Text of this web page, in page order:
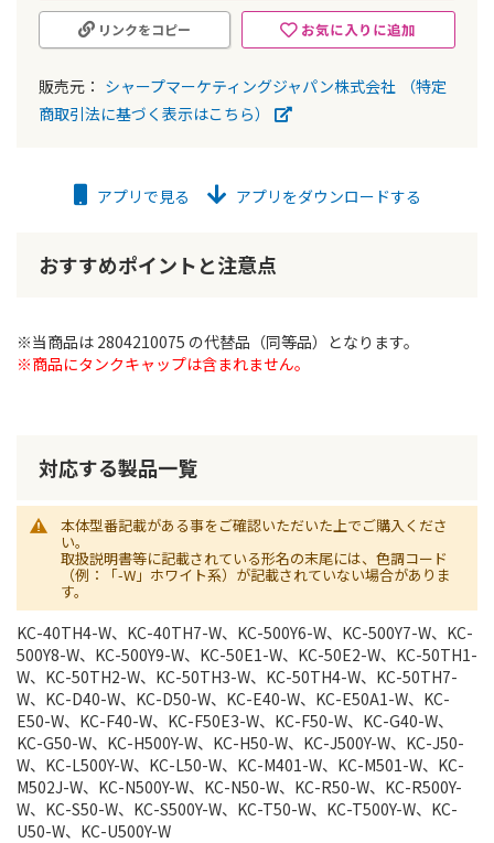
お気に入りに追加
リンクをコピー
販売元： シャープマーケティングジャパン株式会社
（特定
商取引法に基づく表示はこちら）
アプリで見る アプリをダウンロードする
おすすめポイントと注意点
※当商品は 2804210075 の代替品（同等品）となります。
※商品にタンクキャップは含まれません。
対応する製品一覧
本体型番記載がある事をご確認いただいた上でご購入くださ
い。
取扱説明書等に記載されている形名の末尾には、色調コード
（例：「-W」ホワイト系）が記載されていない場合がありま
す。
KC-40TH4-W、KC-40TH7-W、KC-500Y6-W、KC-500Y7-W、KC-
500Y8-W、KC-500Y9-W、KC-50E1-W、KC-50E2-W、KC-50TH1-
W、KC-50TH2-W、KC-50TH3-W、KC-50TH4-W、KC-50TH7-
W、KC-D40-W、KC-D50-W、KC-E40-W、KC-E50A1-W、KC-
E50-W、KC-F40-W、KC-F50E3-W、KC-F50-W、KC-G40-W、
KC-G50-W、KC-H500Y-W、KC-H50-W、KC-J500Y-W、KC-J50-
W、KC-L500Y-W、KC-L50-W、KC-M401-W、KC-M501-W、KC-
M502J-W、KC-N500Y-W、KC-N50-W、KC-R50-W、KC-R500Y-
W、KC-S50-W、KC-S500Y-W、KC-T50-W、KC-T500Y-W、KC-
U50-W、KC-U500Y-W